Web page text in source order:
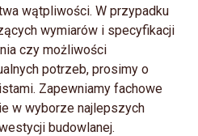
wątpliwości. W przypadku
wymiarów i specyfikacji
czy możliwości
potrzeb, prosimy o
Zapewniamy fachowe
w wyborze najlepszych
budowlanej.